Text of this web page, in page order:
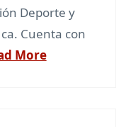
Deporte y
Cuenta con
More